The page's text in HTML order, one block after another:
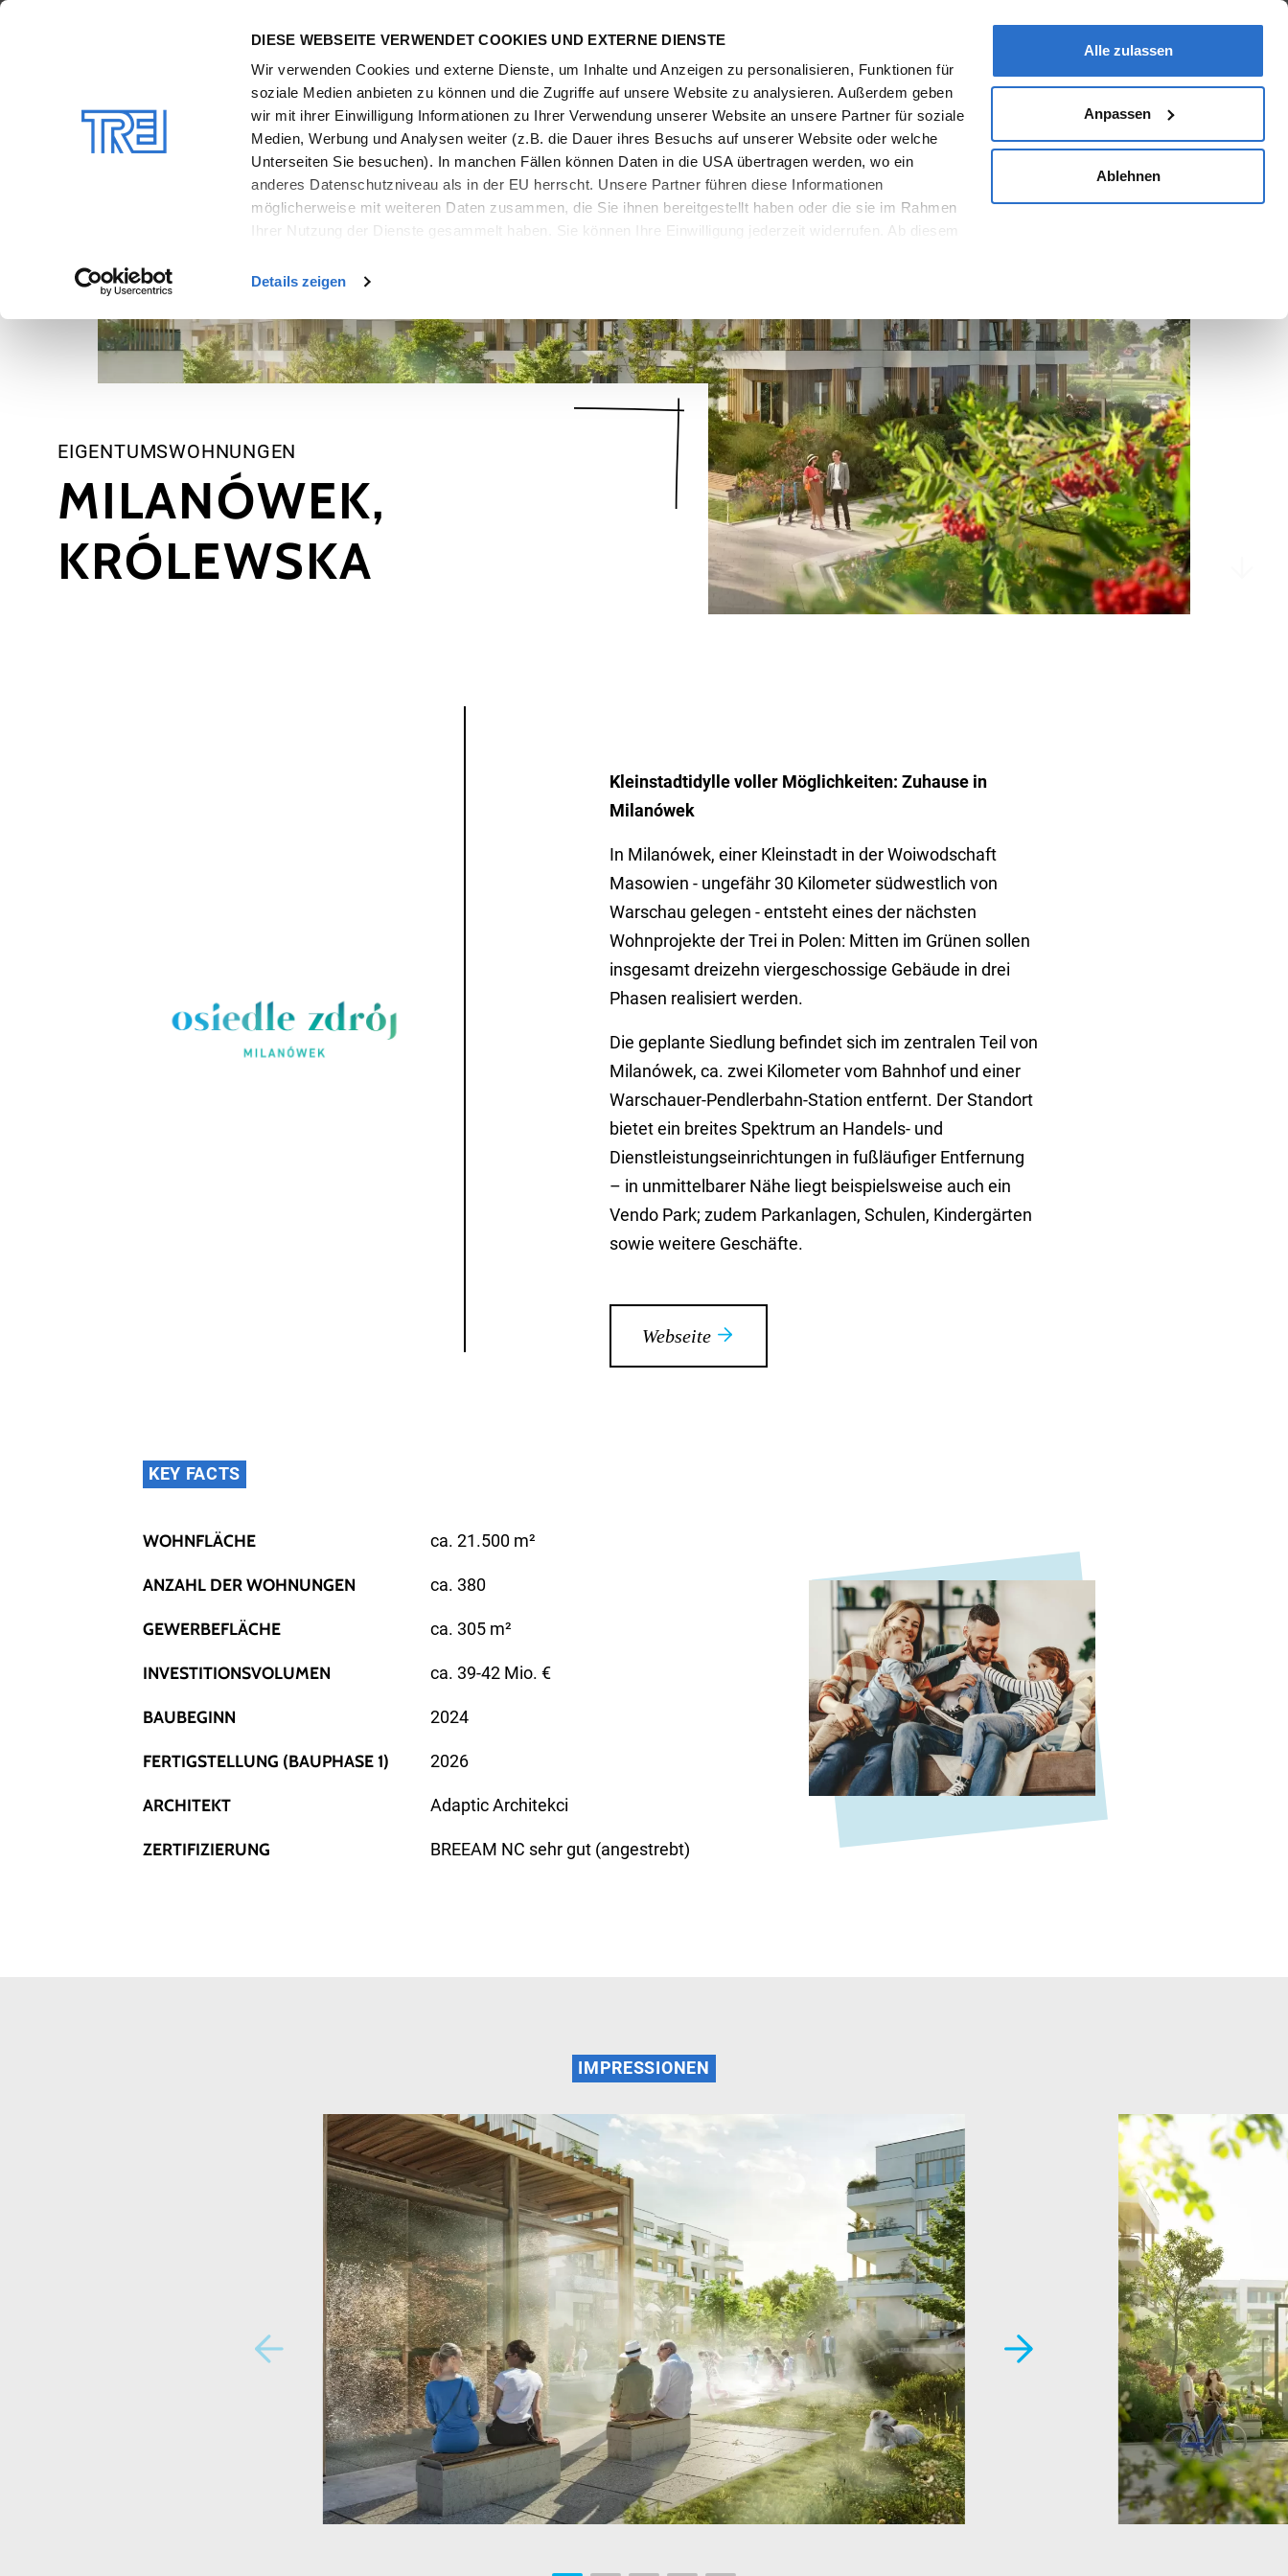
DIESE WEBSEITE VERWENDET COOKIES UND EXTERNE DIENSTE
Wir verwenden Cookies und externe Dienste, um Inhalte und Anzeigen zu personalisieren, Funktionen für
soziale Medien anbieten zu können und die Zugriffe auf unsere Website zu analysieren. Außerdem geben
wir mit ihrer Einwilligung Informationen zu Ihrer Verwendung unserer Website an unsere Partner für soziale
Medien, Werbung und Analysen weiter (z.B. die Dauer ihres Besuchs auf unserer Website oder welche
Unterseiten Sie besuchen). In manchen Fällen können Daten in die USA übertragen werden, wo ein
anderes Datenschutzniveau als in der EU herrscht. Unsere Partner führen diese Informationen
möglicherweise mit weiteren Daten zusammen, die Sie ihnen bereitgestellt haben oder die sie im Rahmen
Ihrer Nutzung der Dienste gesammelt haben. Sie können Ihre Einwilligung jederzeit widerrufen. Ab diesem
Weitere Details sowie die Einstellungen zu den Cookies finden Sie unter
Details zeigen
Alle zulassen
Anpassen
Ablehnen
Immobilien
EIGENTUMSWOHNUNGEN
MILANÓWEK,
KRÓLEWSKA
Kleinstadtidylle voller Möglichkeiten: Zuhause in
Milanówek
In Milanówek, einer Kleinstadt in der Woiwodschaft
Masowien - ungefähr 30 Kilometer südwestlich von
Warschau gelegen - entsteht eines der nächsten
Wohnprojekte der Trei in Polen: Mitten im Grünen sollen
insgesamt dreizehn viergeschossige Gebäude in drei
Phasen realisiert werden.
Die geplante Siedlung befindet sich im zentralen Teil von
Milanówek, ca. zwei Kilometer vom Bahnhof und einer
Warschauer-Pendlerbahn-Station entfernt. Der Standort
bietet ein breites Spektrum an Handels- und
Dienstleistungseinrichtungen in fußläufiger Entfernung
– in unmittelbarer Nähe liegt beispielsweise auch ein
Vendo Park; zudem Parkanlagen, Schulen, Kindergärten
sowie weitere Geschäfte.
Webseite
KEY FACTS
WOHNFLÄCHE ca. 21.500 m²
ANZAHL DER WOHNUNGEN ca. 380
GEWERBEFLÄCHE ca. 305 m²
INVESTITIONSVOLUMEN ca. 39-42 Mio. €
BAUBEGINN 2024
FERTIGSTELLUNG (BAUPHASE 1) 2026
ARCHITEKT Adaptic Architekci
ZERTIFIZIERUNG BREEAM NC sehr gut (angestrebt)
IMPRESSIONEN